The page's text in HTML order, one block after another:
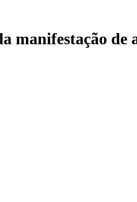
manifestação de